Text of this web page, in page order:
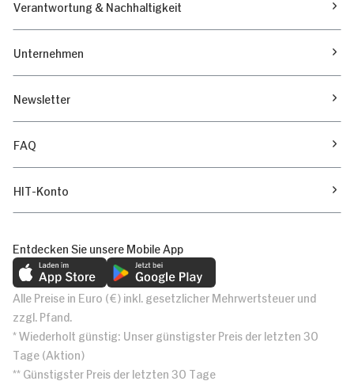
Verantwortung & Nachhaltigkeit
Unternehmen
Newsletter
FAQ
HIT-Konto
Entdecken Sie unsere Mobile App
Alle Preise in Euro (€) inkl. gesetzlicher Mehrwertsteuer und
zzgl. Pfand.
* Wiederholt günstig: Unser günstigster Preis der letzten 30
Tage (Aktion)
** Günstigster Preis der letzten 30 Tage